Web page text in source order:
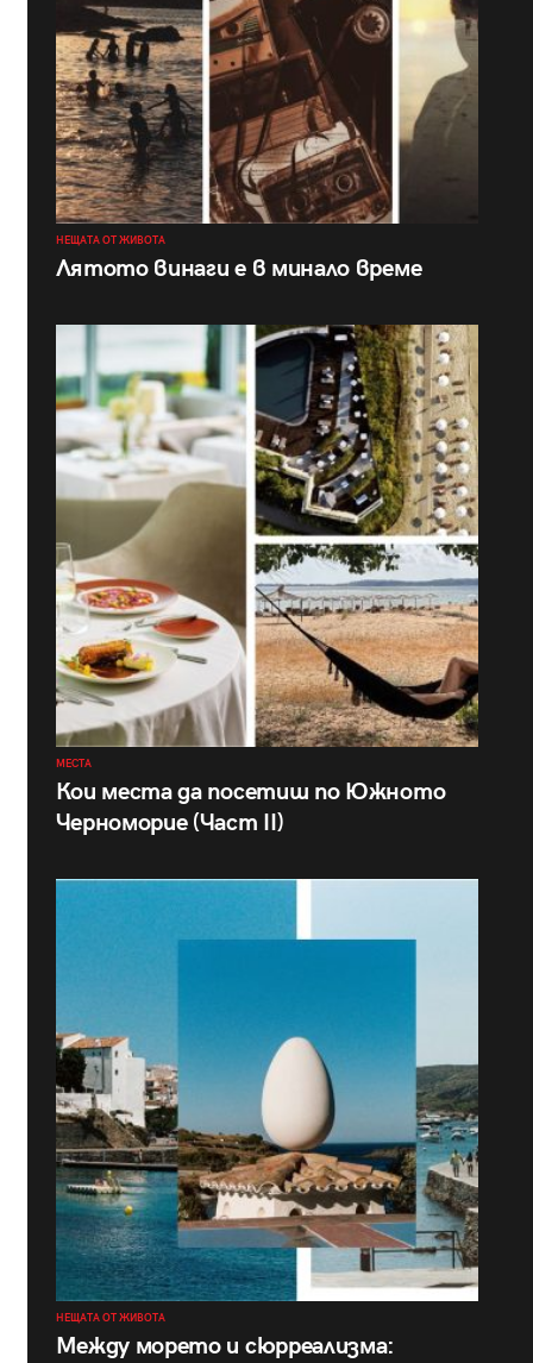
НЕЩАТА ОТ ЖИВОТА
Лятото винаги е в минало време
МЕСТА
Кои места да посетиш по Южното
Черноморие (Част II)
НЕЩАТА ОТ ЖИВОТА
Между морето и сюрреализма: